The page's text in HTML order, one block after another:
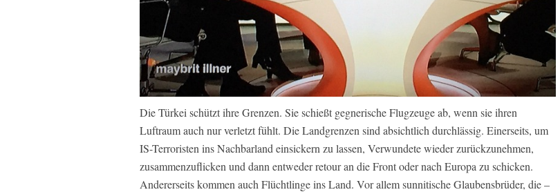
Die Türkei schützt ihre Grenzen. Sie schießt gegnerische Flugzeuge ab, wenn sie ihren
Luftraum auch nur verletzt fühlt. Die Landgrenzen sind absichtlich durchlässig. Einerseits, um
IS-Terroristen ins Nachbarland einsickern zu lassen, Verwundete wieder zurückzunehmen,
zusammenzuflicken und dann entweder retour an die Front oder nach Europa zu schicken.
Andererseits kommen auch Flüchtlinge ins Land. Vor allem sunnitische Glaubensbrüder, die –